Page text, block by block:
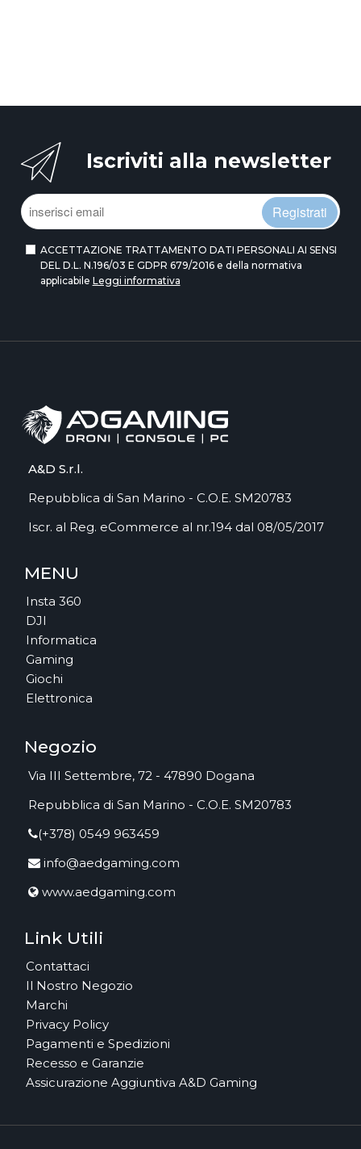
Iscriviti alla newsletter
Registrati
ACCETTAZIONE TRATTAMENTO DATI PERSONALI AI SENSI
DEL D.L. N.196/03 E GDPR 679/2016 e della normativa
applicabile Leggi informativa
A&D S.r.l.
Repubblica di San Marino - C.O.E. SM20783
Iscr. al Reg. eCommerce al nr.194 dal 08/05/2017
MENU
Insta 360
DJI
Informatica
Gaming
Giochi
Elettronica
Negozio
Via III Settembre, 72 - 47890 Dogana
Repubblica di San Marino - C.O.E. SM20783
(+378) 0549 963459
info@aedgaming.com
www.aedgaming.com
Link Utili
Contattaci
Il Nostro Negozio
Marchi
Privacy Policy
Pagamenti e Spedizioni
Recesso e Garanzie
Assicurazione Aggiuntiva A&D Gaming